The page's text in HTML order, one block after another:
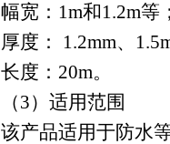
幅宽：1m和1.2m等
厚度： 1.2mm、
长度：20m。
（3）适用范围
该产品适用于防水